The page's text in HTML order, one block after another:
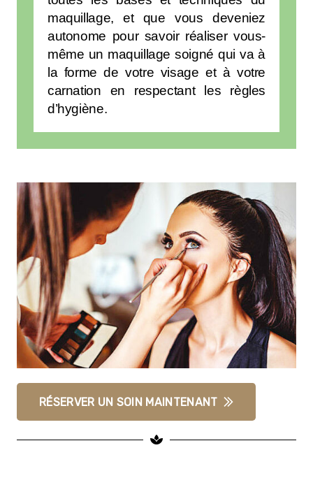
maquillage, et que vous deveniez
autonome pour savoir réaliser vous-
même un maquillage soigné qui va à
la forme de votre visage et à votre
carnation en respectant les règles
d’hygiène.
RÉSERVER UN SOIN MAINTENANT